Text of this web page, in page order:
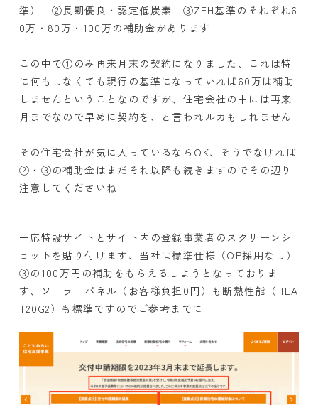
準） ②長期優良・認定低炭素 ③ZEH基準のそれぞれ6
0万・80万・100万の補助金があります
この中で①のみ再来月末の契約になりました、これは特
に何もしなくても現行の基準になっていれば60万は補助
しませんということなのですが、住宅会社の中には再来
月までなので早めに契約を、と言われルカもしれません
その住宅会社が気に入っているならOK、そうでなければ
②・③の補助金はまだそれ以降も続きますのでその辺り
注意してくださいね
一応特設サイトとサイト内の登録事業者のスクリーンシ
ョットを貼り付けます、当社は標準仕様（OP採用なし）
③の100万円の補助をもらえるしようとなっておりま
す、ソーラーパネル（お客様負担0円）も断熱性能（HEA
T20G2）も標準ですのでご参考までに